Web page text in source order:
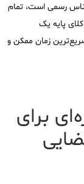
رسمی است، تمام
پایه یک
زمان ممکن و
برای